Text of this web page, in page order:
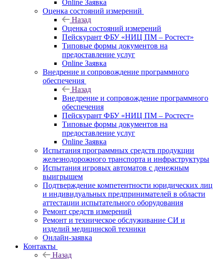
Online Заявка
Оценка состояний измерений
Назад
Оценка состояний измерений
Пейскурант ФБУ «НИЦ ПМ – Ростест»
Типовые формы документов на
предоставление услуг
Online Заявка
Внедрение и сопровождение программного
обеспечения
Назад
Внедрение и сопровождение программного
обеспечения
Пейскурант ФБУ «НИЦ ПМ – Ростест»
Типовые формы документов на
предоставление услуг
Online Заявка
Испытания программных средств продукции
железнодорожного транспорта и инфраструктуры
Испытания игровых автоматов с денежным
выигрышем
Подтверждение компетентности юридических лиц
и индивидуальных предпринимателей в области
аттестации испытательного оборудования
Ремонт средств измерений
Ремонт и техническое обслуживание СИ и
изделий медицинской техники
Онлайн-заявка
Контакты
Назад